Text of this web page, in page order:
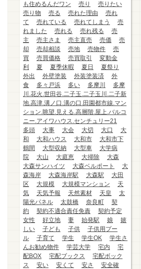
も住めるんだワン
売り
売りたい
売り物
売る 売れた理由
売れ
て
売れている 売れてしまう
売
れました
売れる 売れ残る
売
主
売主さま 売主直売 売価
売
却
売却相談 売地 売物件
売
買
売買価格 売買取引
変動金
利
夏 夏季休暇 夏日
夏祭り
外出
外壁塗装 外装塗装済
外
食
多々戸浜 多い 多摩川
多摩
川.花火.世田谷.二子玉.二子玉川.二子新
地.高津.溝ノ口.溝の口.田園都市線.マン
ション.眺望.見える.高層階.屋上.バルコ
ニー.アイワハウス.センチュリー21
多頭
大事 大会 大切 大口
大
和
大和ハウス 大和市
大和市下
鶴間
大型収納 大型車
大学病
院
大山 大庭恵 大掃除
大森
大森サンハイツ
大森ベルポート
大
森海岸
大森海岸駅 大森駅
大田
区
大規模 大規模マンション
天
気
天気予報 天然素材 天皇
太
陽光パネル
太鼓橋 奈良町
契
約
契約不適合責任免責
契約予定
女性
好立地 妻 始発駅 娘
嬉
しい
子ども 子供
子供用プー
ル
子育て 学生 学生OK
学生さ
んお勧め物件
学芸大学 宅内
宅
配BOX
宅配ブックス
宅配ボック
ス
安い 安くて 安さ
安全確